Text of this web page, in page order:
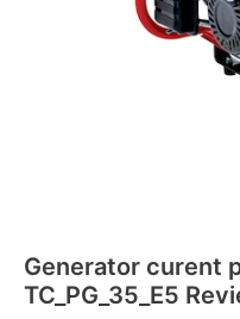
Generator curent
TC_PG_35_E5